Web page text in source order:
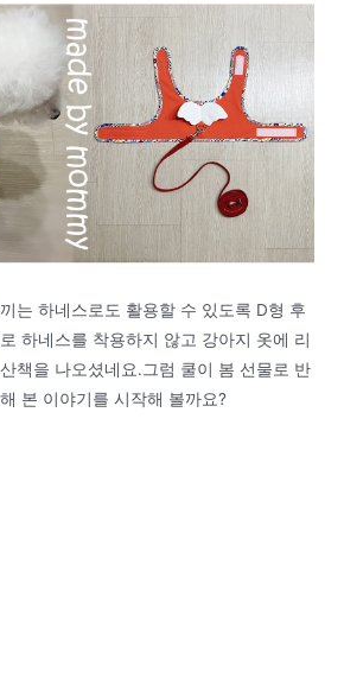
는 하네스로도 활용할 수 있도록 D형 후
하네스를 착용하지 않고 강아지 옷에 리
책을 나오셨네요.그럼 쿨이 봄 선물로 반
본 이야기를 시작해 볼까요?